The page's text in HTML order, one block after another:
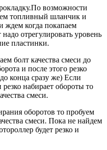
возможности
топливный шланчик и
ждем когда покапаем
отрегулировать уровень
пластинки.
болт качества смеси до
и после этого резко
конца сразу же) Если
набирает обороты то
смеси.
оборотов то пробуем
смеси. Пока не найдем
будет резко и